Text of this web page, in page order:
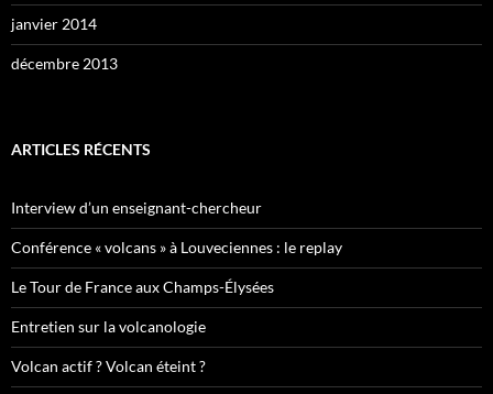
janvier 2014
décembre 2013
ARTICLES RÉCENTS
Interview d’un enseignant-chercheur
Conférence « volcans » à Louveciennes : le replay
Le Tour de France aux Champs-Élysées
Entretien sur la volcanologie
Volcan actif ? Volcan éteint ?